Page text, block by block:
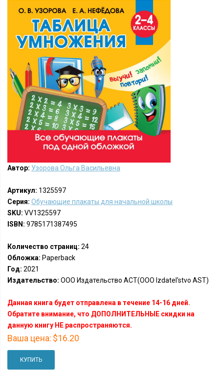
Автор: Узорова Ольга Васильевна
Артикул: 1325597
Серия: Обучающие плакаты для начальной школы
SKU: VV1325597
ISBN: 9785171387495
Количество страниц: 24
Обложка: Paperback
Год: 2021
Издательство: ООО Издательство АСТ(OOO Izdatel'stvo AST)
Данная книга будет отправлена в течение 14-16 дней.
Обратите внимание, что ДОПОЛНИТЕЛЬНЫЕ скидки на
данную книгу НЕ распространяются.
Ваша цена: $16.20
КУПИТЬ